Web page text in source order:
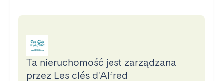
Ta nieruchomość jest zarządzana
przez Les clés d'Alfred